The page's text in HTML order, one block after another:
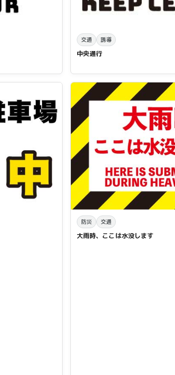
交通 誘導
中央通行
防災 交通
大雨時、ここは水没します